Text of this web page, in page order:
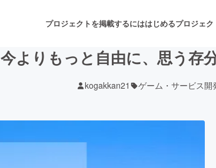
プロジェクトを掲載するにははじめるプロジェ
音楽 舞台
今よりもっと自由に、思う存
kogakkan21 ゲーム・サービス開